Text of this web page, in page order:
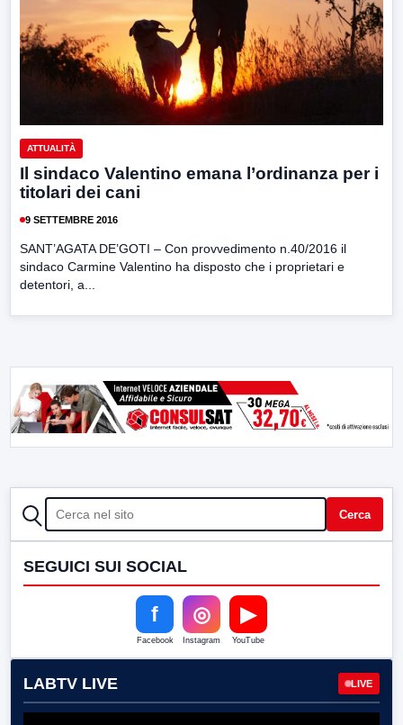
ATTUALITÀ
Il sindaco Valentino emana l’ordinanza per i
titolari dei cani
9 SETTEMBRE 2016
SANT’AGATA DE’GOTI – Con provvedimento n.40/2016 il
sindaco Carmine Valentino ha disposto che i proprietari e
detentori, a...
CERCA Cerca
SEGUICI SUI SOCIAL
f
Facebook
◎
Instagram
▶
YouTube
LABTV LIVE LIVE